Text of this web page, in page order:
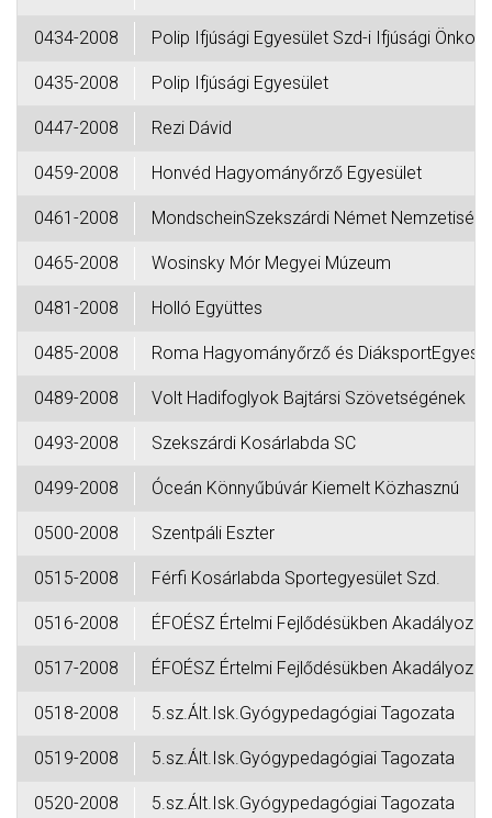
0434-2008 Polip Ifjúsági Egyesület Szd-i Ifjúsági
0435-2008 Polip Ifjúsági Egyesület
0447-2008 Rezi Dávid
0459-2008 Honvéd Hagyományőrző Egyesület
0461-2008 MondscheinSzekszárdi Német Nemzetiségi
0465-2008 Wosinsky Mór Megyei Múzeum
0481-2008 Holló Együttes
0485-2008 Roma Hagyományőrző és
0489-2008 Volt Hadifoglyok Bajtársi Szövetségének
0493-2008 Szekszárdi Kosárlabda SC
0499-2008 Óceán Könnyűbúvár Kiemelt Közhasznú
0500-2008 Szentpáli Eszter
0515-2008 Férfi Kosárlabda Sportegyesület Szd.
0516-2008 ÉFOÉSZ Értelmi Fejlődésükben
0517-2008 ÉFOÉSZ Értelmi Fejlődésükben
0518-2008 5.sz.Ált.Isk.Gyógypedagógiai Tagozata
0519-2008 5.sz.Ált.Isk.Gyógypedagógiai Tagozata
0520-2008 5.sz.Ált.Isk.Gyógypedagógiai Tagozata